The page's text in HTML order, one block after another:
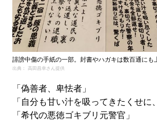
誹謗中傷の手紙の一部。封書やハガキは数百通にも
出典： 高田昌幸さん提供
「偽善者、卑怯者」
「自分も甘い汁を吸ってきたくせに
「希代の悪徳ゴキブリ元警官」